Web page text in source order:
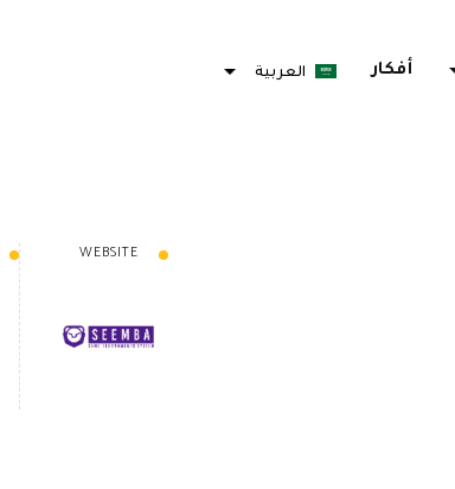
أفكار العربية
WEBSITE